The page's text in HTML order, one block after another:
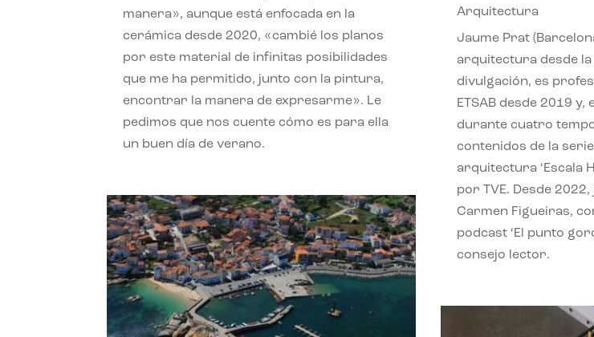
manera», aunque está enfocada en la
cerámica desde 2020, «cambié los planos
por este material de infinitas posibilidades
que me ha permitido, junto con la pintura,
encontrar la manera de expresarme». Le
pedimos que nos cuente cómo es para ella
un buen día de verano.
Arquitectura
Jaume Prat
arquitectura desde la
divulgación, es
ETSAB desde 2019
durante cuatro
contenidos de la
arquitectura ‘Escala
por TVE. Desde
Carmen Figueiras,
podcast ‘El punto
consejo lector.